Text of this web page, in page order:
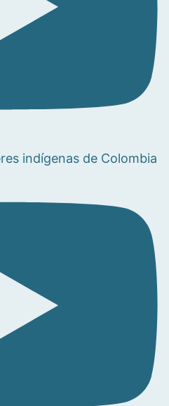
indígenas de Colombia